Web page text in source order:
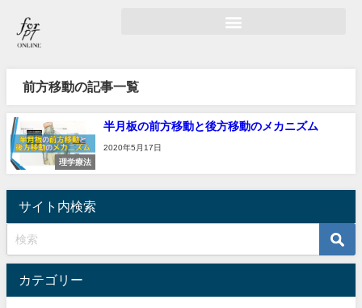
前方移動の記事一覧
理学療法
半月板の前方移動と後方移動のメカニズム
2020年5月17日
サイト内検索
カテゴリー